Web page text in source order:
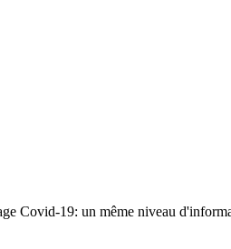
Covid-19: un même niveau